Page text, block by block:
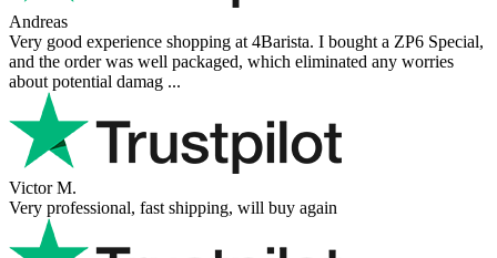
Andreas
Very good experience shopping at 4Barista. I bought a ZP6 Special,
and the order was well packaged, which eliminated any worries
about potential damag ...
Victor M.
Very professional, fast shipping, will buy again